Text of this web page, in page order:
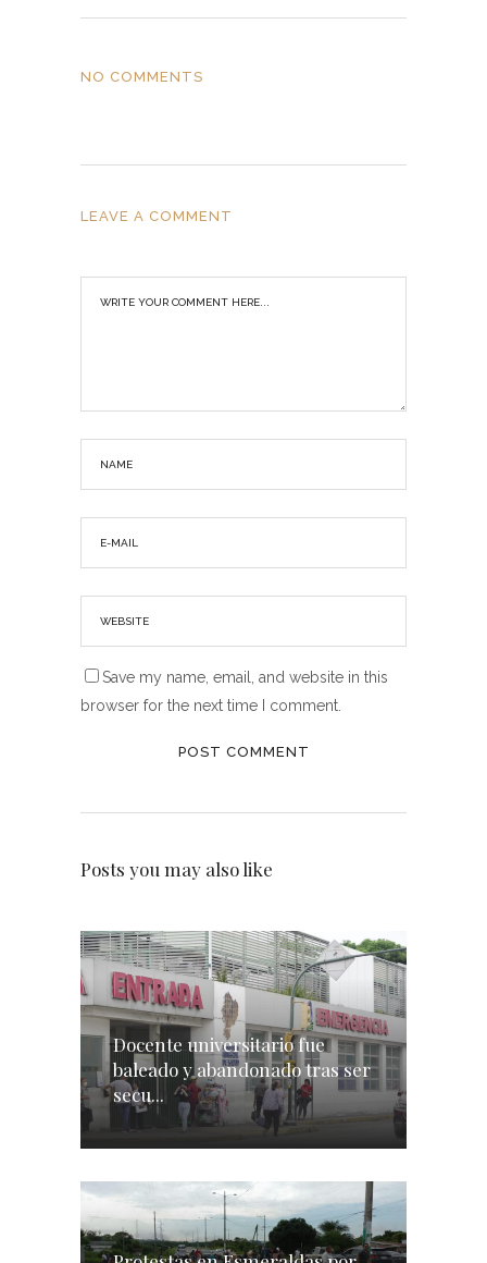
NO COMMENTS
LEAVE A COMMENT
Save my name, email, and website in this
browser for the next time I comment.
Posts you may also like
Docente universitario fue
baleado y abandonado tras ser
secu...